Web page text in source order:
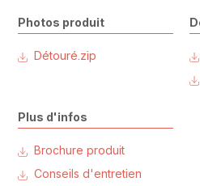
Photos produit
Détouré.zip
Plus d'infos
Brochure produit
Conseils d'entretien